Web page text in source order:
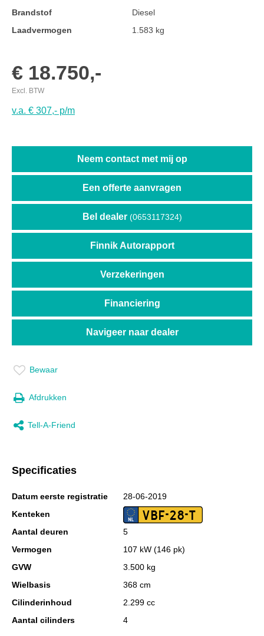
Brandstof
Diesel
Laadvermogen
1.583 kg
€ 18.750,-
Excl. BTW
v.a. € 307,- p/m
Neem contact met mij op
Een offerte aanvragen
Bel dealer (0653117324)
Finnik Autorapport
Verzekeringen
Financiering
Navigeer naar dealer
Bewaar
Afdrukken
Tell-A-Friend
Specificaties
Datum eerste registratie
28-06-2019
Kenteken
VBF-28-T
Aantal deuren
5
Vermogen
107 kW (146 pk)
GVW
3.500 kg
Wielbasis
368 cm
Cilinderinhoud
2.299 cc
Aantal cilinders
4